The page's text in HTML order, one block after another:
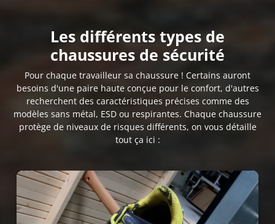
Les différents types de
chaussures de sécurité
Pour chaque travailleur sa chaussure ! Certains auront
besoins d'une paire haute conçue pour le confort, d'autres
recherchent des caractéristiques précises comme des
modèles sans métal, ESD ou respirantes. Chaque chaussure
protège de niveaux de risques différents, on vous détaille
tout ça ici :